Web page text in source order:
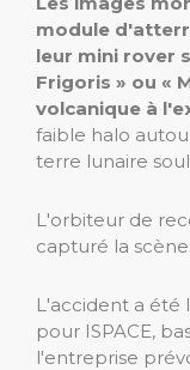
module
leur mini rover
Frigoris » ou «
volcanique à
faible halo
terre lunaire
L'orbiteur de
capturé la
L'accident a été
pour ISPACE,
l'entreprise